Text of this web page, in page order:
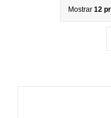
Mostrar 12